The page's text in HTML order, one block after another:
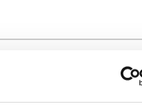
auf